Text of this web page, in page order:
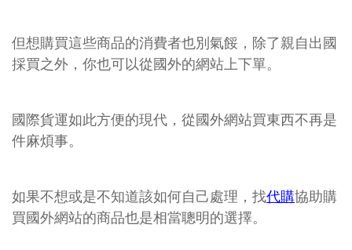
但想購買這些商品的消費者也別氣餒，除了親自出國
採買之外，你也可以從國外的網站上下單。
國際貨運如此方便的現代，從國外網站買東西不再是
件麻煩事。
如果不想或是不知道該如何自己處理，找代購協助購
買國外網站的商品也是相當聰明的選擇。